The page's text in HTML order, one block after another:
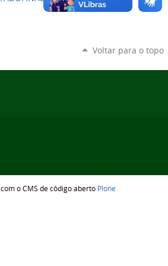
Voltar para o topo
o CMS de código aberto Plone